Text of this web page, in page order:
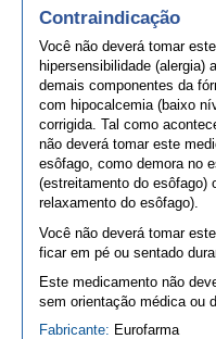
Contraindicação
Você não deverá tomar
hipersensibilidade (alergia)
demais componentes da
com hipocalcemia (baixo
corrigida. Tal como
não deverá tomar este
esôfago, como demora no
(estreitamento do esôfago)
relaxamento do esôfago).
Você não deverá tomar
ficar em pé ou sentado
Este medicamento não
sem orientação médica ou
Fabricante: Eurofarma